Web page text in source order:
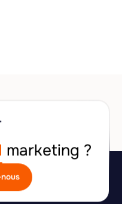
marketing ?